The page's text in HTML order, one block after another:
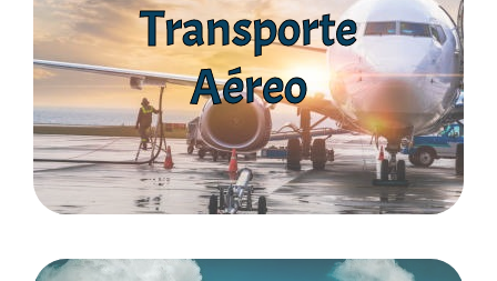
Transporte
Aéreo
Transporte
Aéreo
Brindamos un servicio de Transporte Aéreo
Internacional, muy completo, rapido